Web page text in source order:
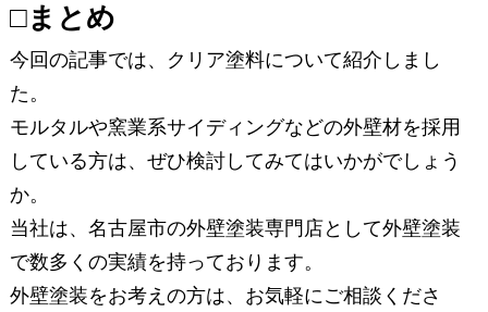
□まとめ
今回の記事では、クリア塗料について紹介しまし
た。
モルタルや窯業系サイディングなどの外壁材を採用
している方は、ぜひ検討してみてはいかがでしょう
か。
当社は、名古屋市の外壁塗装専門店として外壁塗装
で数多くの実績を持っております。
外壁塗装をお考えの方は、お気軽にご相談くださ